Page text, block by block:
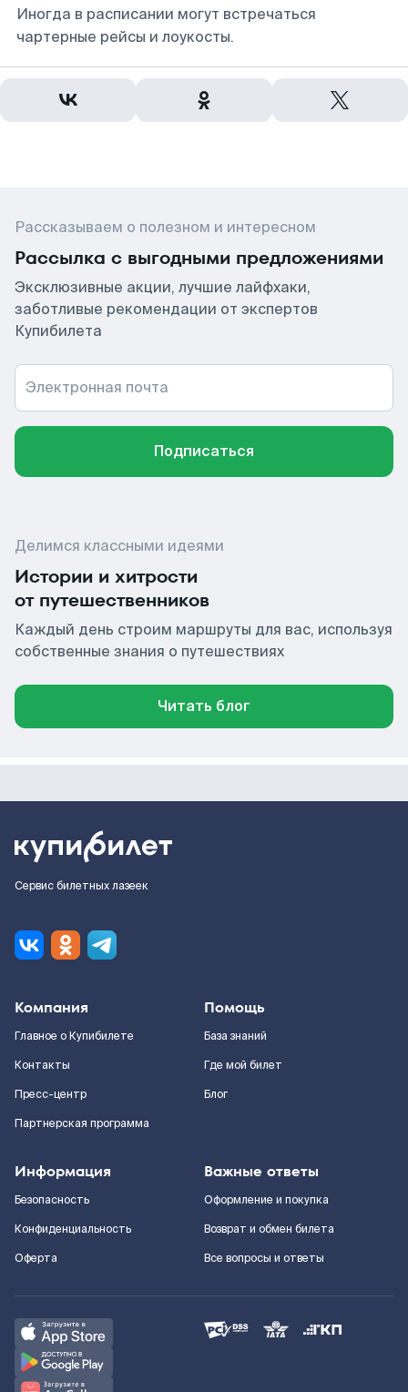
Иногда в расписании могут встречаться
чартерные рейсы и лоукосты.
Рассказываем о полезном и интересном
Рассылка с выгодными предложениями
Эксклюзивные акции, лучшие лайфхаки,
заботливые рекомендации от экспертов
Купибилета
Электронная почта
Подписаться
Делимся классными идеями
Истории и хитрости
от путешественников
Каждый день строим маршруты для вас, используя
собственные знания о путешествиях
Читать блог
Сервис билетных лазеек
Компания
Главное о Купибилете
Контакты
Пресс-центр
Партнерская программа
Помощь
База знаний
Где мой билет
Блог
Информация
Безопасность
Конфиденциальность
Оферта
Важные ответы
Оформление и покупка
Возврат и обмен билета
Все вопросы и ответы